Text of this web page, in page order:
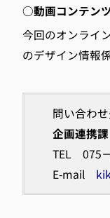
○動画コンテン
今回のオンライ
のデザイン情報
問い合わ
企画連携
TEL 075
E-mail